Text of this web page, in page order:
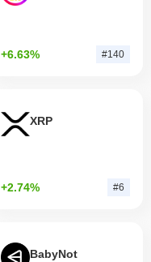
+6.63% #140
XRP
+2.74% #6
BabyNot